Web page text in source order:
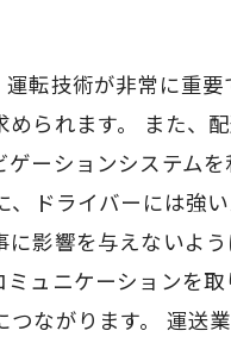
転技術が非常に重
られます。 また、
ーションシステム
ドライバーには強
影響を与えないよ
ュニケーションを
ながります。 運送